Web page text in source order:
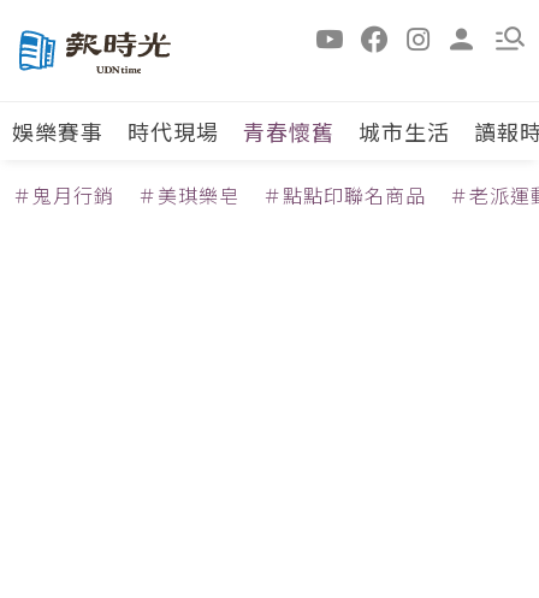
娛樂賽事 時代現場 青春懷舊 城市生活 讀報
＃鬼月行銷 ＃美琪樂皂 ＃點點印聯名商品 ＃老派運